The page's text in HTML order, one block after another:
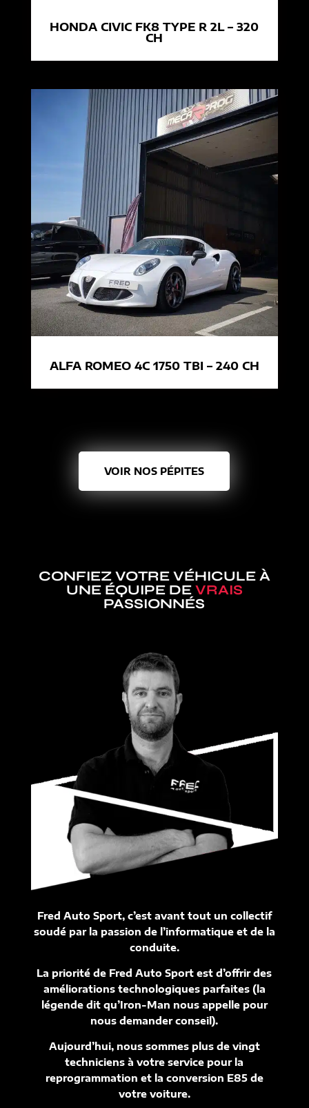
HONDA CIVIC FK8 TYPE R 2L – 320
CH
ALFA ROMEO 4C 1750 TBI – 240 CH
VOIR NOS PÉPITES
CONFIEZ VOTRE VÉHICULE À
UNE ÉQUIPE DE VRAIS
PASSIONNÉS
Fred Auto Sport, c’est avant tout un collectif
soudé par la passion de l’informatique et de la
conduite.
La priorité de Fred Auto Sport est d’offrir des
améliorations technologiques parfaites (la
légende dit qu’Iron-Man nous appelle pour
nous demander conseil).
Aujourd’hui, nous sommes plus de vingt
techniciens à votre service pour la
reprogrammation et la conversion E85 de
votre voiture.